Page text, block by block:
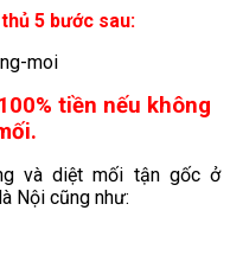
5 bước sau:
tiền nếu không
và diệt mối tận gốc ở
Nội cũng như: